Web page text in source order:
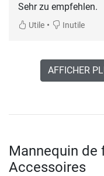
Sehr zu empfehlen.
Utile • Inutile
AFFICHER
Mannequin de
Accessoires